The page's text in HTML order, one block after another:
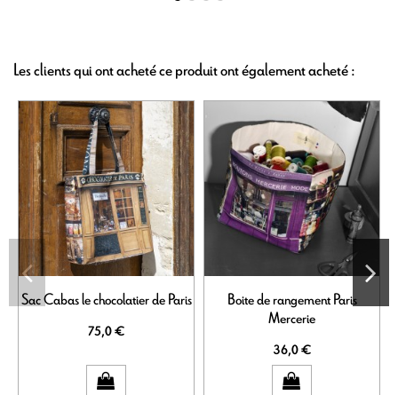
Les clients qui ont acheté ce produit ont également acheté :
Sac Cabas le chocolatier de Paris
75,0 €
Boite de rangement Paris
Mercerie
36,0 €